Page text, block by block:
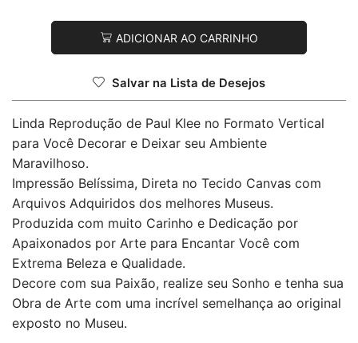
ADICIONAR AO CARRINHO
Salvar na Lista de Desejos
Linda Reprodução de Paul Klee no Formato Vertical
para Você Decorar e Deixar seu Ambiente
Maravilhoso.
Impressão Belíssima, Direta no Tecido Canvas com
Arquivos Adquiridos dos melhores Museus.
Produzida com muito Carinho e Dedicação por
Apaixonados por Arte para Encantar Você com
Extrema Beleza e Qualidade.
Decore com sua Paixão, realize seu Sonho e tenha sua
Obra de Arte com uma incrível semelhança ao original
exposto no Museu.